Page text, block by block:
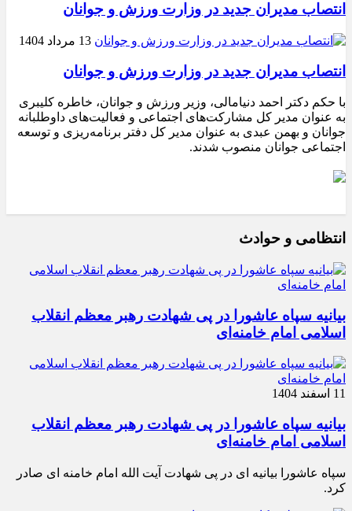
انتصاب مدیران جدید در وزارت ورزش و جوانان
13 مرداد 1404
انتصاب مدیران جدید در وزارت ورزش و جوانان
با حکم دکتر احمد دنیامالی، وزیر ورزش و جوانان، خاطره کلیبری
به عنوان مدیر کل مشارکت‌های اجتماعی و فعالیت‌های داوطلبانه
جوانان و بهمن عبدی به عنوان مدیر کل دفتر برنامه‌ریزی و توسعه
اجتماعی جوانان منصوب شدند.
انتظامی و حوادث
بیانیه سپاه عاشورا در پی شهادت رهبر معظم انقلاب
اسلامی امام خامنه‌ای
11 اسفند 1404
بیانیه سپاه عاشورا در پی شهادت رهبر معظم انقلاب
اسلامی امام خامنه‌ای
سپاه عاشورا بیانیه ای در پی شهادت آیت الله امام خامنه ای صادر
کرد.